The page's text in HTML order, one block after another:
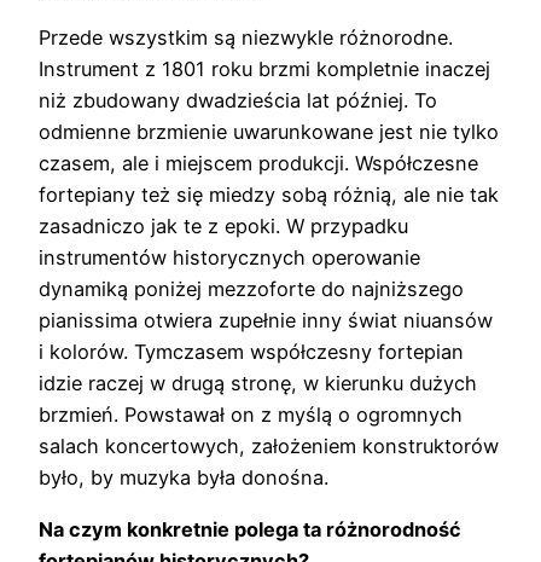
Przede wszystkim są niezwykle różnorodne.
Instrument z 1801 roku brzmi kompletnie inaczej
niż zbudowany dwadzieścia lat później. To
odmienne brzmienie uwarunkowane jest nie tylko
czasem, ale i miejscem produkcji. Współczesne
fortepiany też się miedzy sobą różnią, ale nie tak
zasadniczo jak te z epoki. W przypadku
instrumentów historycznych operowanie
dynamiką poniżej mezzoforte do najniższego
pianissima otwiera zupełnie inny świat niuansów
i kolorów. Tymczasem współczesny fortepian
idzie raczej w drugą stronę, w kierunku dużych
brzmień. Powstawał on z myślą o ogromnych
salach koncertowych, założeniem konstruktorów
było, by muzyka była donośna.
Na czym konkretnie polega ta różnorodność